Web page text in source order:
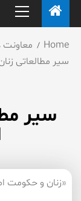
Home
معاونت
سیر مطالعاتی
سیر
«زنان و حكومت